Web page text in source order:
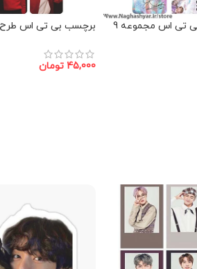
پک برچسب طرح بی تی اس مجموعه 9
45,000 تومان